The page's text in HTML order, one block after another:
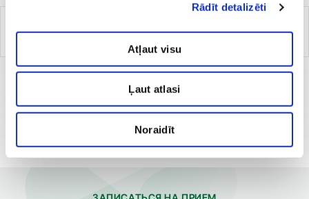
Rādīt detalizēti
Atļaut visu
Ļaut atlasi
Noraidīt